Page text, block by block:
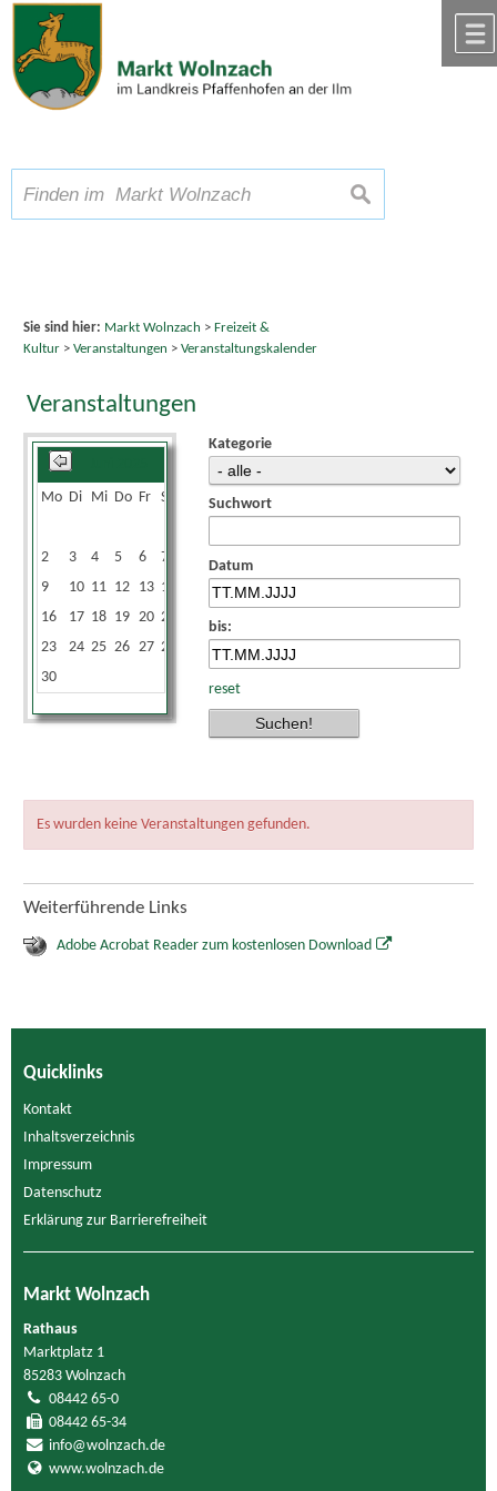
Zum Inhalt,zur Navigation
Schriftgröße A A A suchen
Sie sind hier: Markt Wolnzach > Freizeit &
Kultur> Veranstaltungen > Veranstaltungskalender
Veranstaltungen
Mo Di Mi Do Fr Sa
2
3 4 5 6 7
9
10 11 12 13 14
16
17 18 19 20 21
23
24 25 26 27 28
30
Kategorie
Suchwort
Datum
bis:
reset
Es wurden keine Veranstaltungen gefunden.
Weiterführende Links
Adobe Acrobat Reader zum kostenlosen Download
Quicklinks
Kontakt
Inhaltsverzeichnis
Impressum
Datenschutz
Erklärung zur Barrierefreiheit
Markt Wolnzach
Rathaus
Marktplatz 1
85283 Wolnzach
08442 65-0
08442 65-34
info@wolnzach.de
www.wolnzach.de